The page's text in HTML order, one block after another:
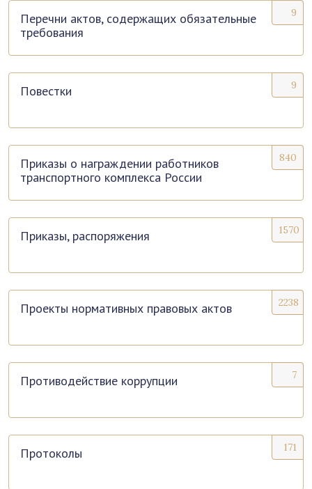
9
Перечни актов, содержащих обязательные
требования
9
Повестки
840
Приказы о награждении работников
транспортного комплекса России
1570
Приказы, распоряжения
2238
Проекты нормативных правовых актов
7
Противодействие коррупции
171
Протоколы